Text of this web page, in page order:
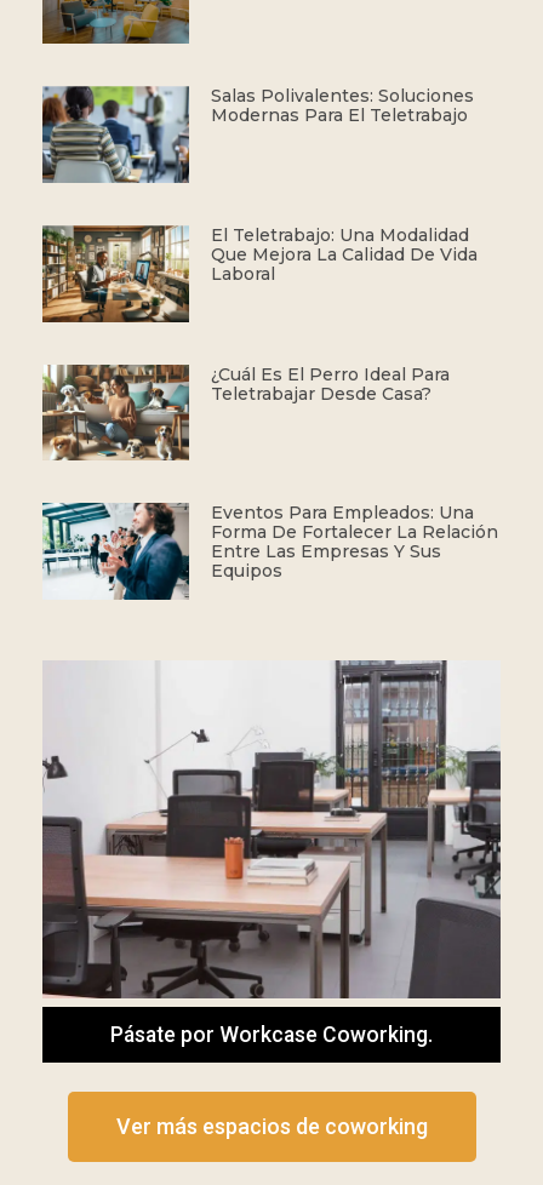
Salas Polivalentes: Soluciones
Modernas Para El Teletrabajo
El Teletrabajo: Una Modalidad
Que Mejora La Calidad De Vida
Laboral
¿Cuál Es El Perro Ideal Para
Teletrabajar Desde Casa?
Eventos Para Empleados: Una
Forma De Fortalecer La Relación
Entre Las Empresas Y Sus
Equipos
Pásate por Workcase Coworking.
Ver más espacios de coworking